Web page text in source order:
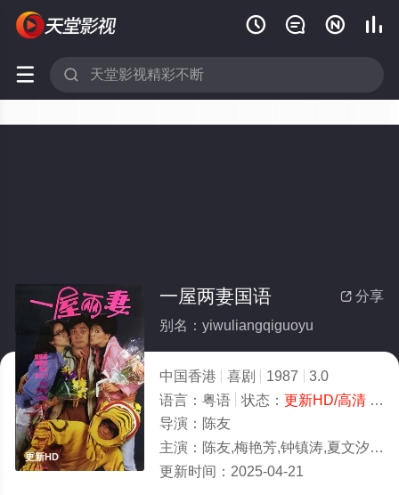
   
 
更新HD
 分享
一屋两妻国语
别名：yiwuliangqiguoyu
中国香港 喜剧 1987
3.0
语言： 粤语 状态： 更新HD/高清- 免费在线观看
导演： 陈友
主演： 陈友,梅艳芳,钟镇涛,夏文汐,郑丹瑞,郑文雅,吴君如,周宝珊,郑孟霞,苏杏璇,秦煌,苗侨伟
更新时间： 2025-04-21